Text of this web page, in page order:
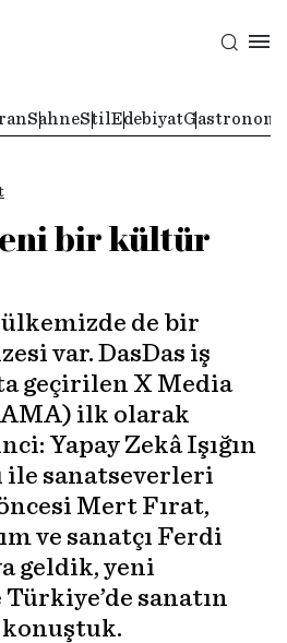
SahneStil EdebiyatGastronomi
bir kültür
de bir
var. DasDas iş
geçirilen X Media
ilk olarak
Yapay Zekâ Işığın
ile sanatseverleri
Mert Fırat,
ve sanatçı Ferdi
geldik, yeni
sanatın